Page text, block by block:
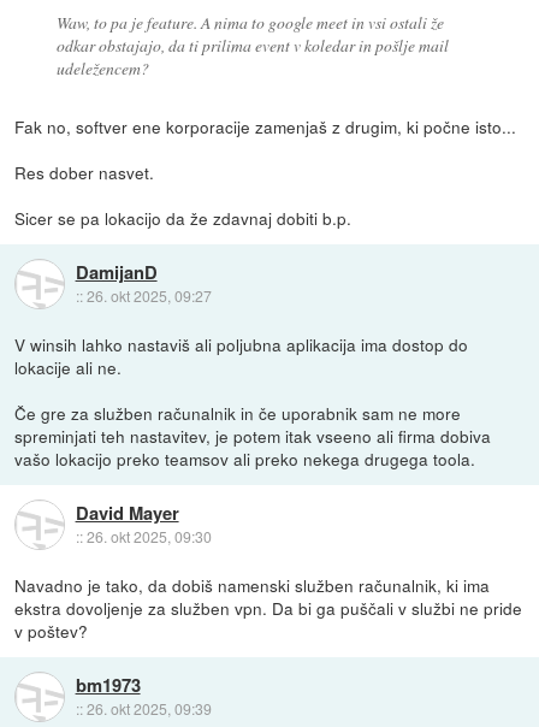
Waw, to pa je feature. A nima to google meet in vsi ostali že
odkar obstajajo, da ti prilima event v koledar in pošlje mail
udeležencem?
Fak no, softver ene korporacije zamenjaš z drugim, ki počne isto...
Res dober nasvet.
Sicer se pa lokacijo da že zdavnaj dobiti b.p.
DamijanD
::26. okt 2025, 09:27
V winsih lahko nastaviš ali poljubna aplikacija ima dostop do
lokacije ali ne.
Če gre za služben računalnik in če uporabnik sam ne more
spreminjati teh nastavitev, je potem itak vseeno ali firma dobiva
vašo lokacijo preko teamsov ali preko nekega drugega toola.
David Mayer
::26. okt 2025, 09:30
Navadno je tako, da dobiš namenski služben računalnik, ki ima
ekstra dovoljenje za služben vpn. Da bi ga puščali v službi ne pride
v poštev?
bm1973
::26. okt 2025, 09:39